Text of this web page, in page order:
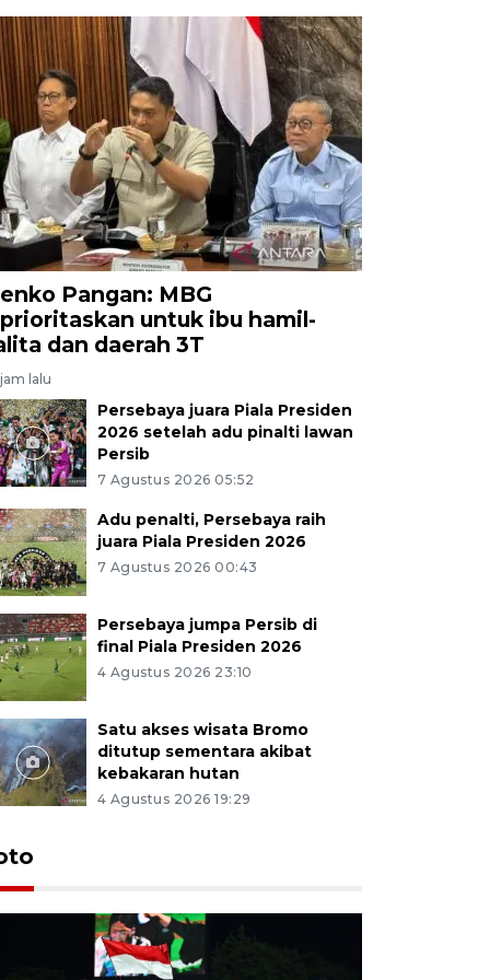
Pangan: MBG
untuk ibu hamil-
dan daerah 3T
lalu
Persebaya juara Piala Presiden
2026 setelah adu pinalti lawan
Persib
7 Agustus 2026 05:52
Adu penalti, Persebaya raih
juara Piala Presiden 2026
7 Agustus 2026 00:43
Persebaya jumpa Persib di
final Piala Presiden 2026
4 Agustus 2026 23:10
Satu akses wisata Bromo
ditutup sementara akibat
kebakaran hutan
4 Agustus 2026 19:29